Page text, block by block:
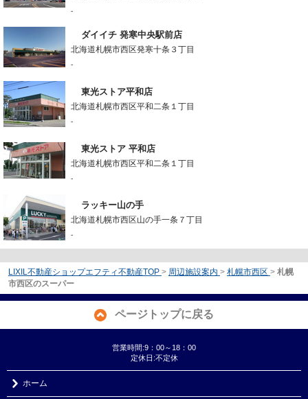
-
ダイイチ 発寒中央駅前店
北海道札幌市西区発寒十条３丁目
-
東光ストア平和店
北海道札幌市西区平和二条１丁目
-
東光ストア 平和店
北海道札幌市西区平和二条１丁目
-
ラッキー山の手
北海道札幌市西区山の手一条７丁目
-
LIXIL不動産ショップエフティ不動産TOP > 周辺施設案内 > 札幌市西区 > 札幌
市西区のスーパー
ページトップに戻る
営業時間:9：00～18：00
定休日:不定休
ホーム